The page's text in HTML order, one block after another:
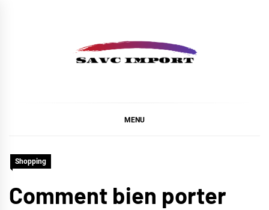
MENU
Shopping
Comment bien porter